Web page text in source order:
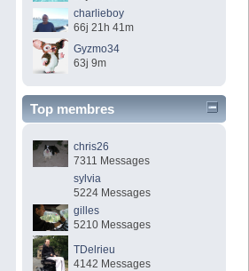
charlieboy
66j 21h 41m
Gyzmo34
63j 9m
Top membres
chris26
7311 Messages
sylvia
5224 Messages
gilles
5210 Messages
TDelrieu
4142 Messages